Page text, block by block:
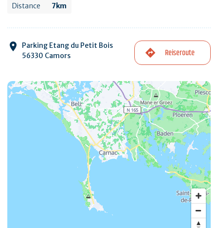
Distance 7km
Parking Etang du Petit Bois
56330 Camors
Reiseroute